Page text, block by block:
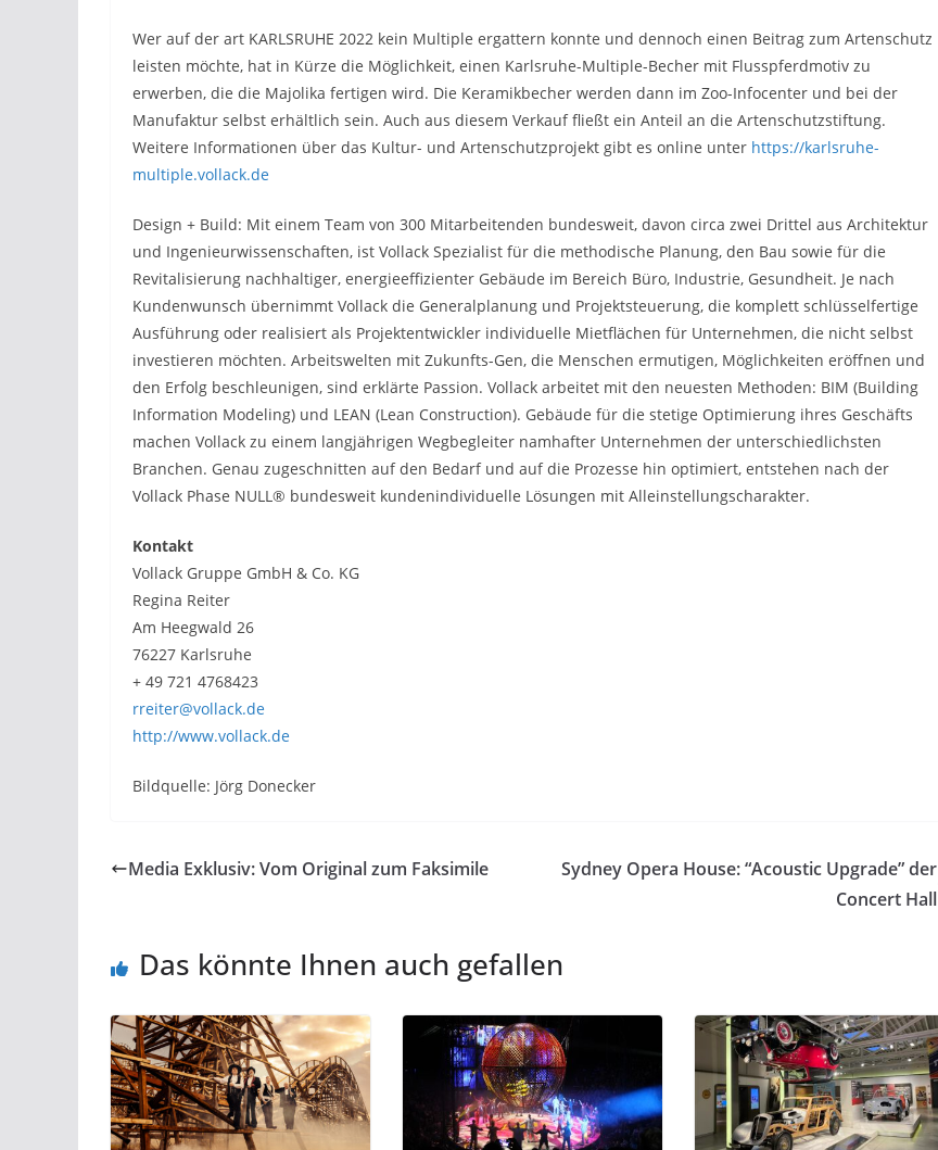
Wer auf der art KARLSRUHE 2022 kein Multiple ergattern konnte und dennoch einen Beitrag zum Artenschutz
leisten möchte, hat in Kürze die Möglichkeit, einen Karlsruhe-Multiple-Becher mit Flusspferdmotiv zu
erwerben, die die Majolika fertigen wird. Die Keramikbecher werden dann im Zoo-Infocenter und bei der
Manufaktur selbst erhältlich sein. Auch aus diesem Verkauf fließt ein Anteil an die Artenschutzstiftung.
Weitere Informationen über das Kultur- und Artenschutzprojekt gibt es online unter https://karlsruhe-
multiple.vollack.de
Design + Build: Mit einem Team von 300 Mitarbeitenden bundesweit, davon circa zwei Drittel aus Architektur
und Ingenieurwissenschaften, ist Vollack Spezialist für die methodische Planung, den Bau sowie für die
Revitalisierung nachhaltiger, energieeffizienter Gebäude im Bereich Büro, Industrie, Gesundheit. Je nach
Kundenwunsch übernimmt Vollack die Generalplanung und Projektsteuerung, die komplett schlüsselfertige
Ausführung oder realisiert als Projektentwickler individuelle Mietflächen für Unternehmen, die nicht selbst
investieren möchten. Arbeitswelten mit Zukunfts-Gen, die Menschen ermutigen, Möglichkeiten eröffnen und
den Erfolg beschleunigen, sind erklärte Passion. Vollack arbeitet mit den neuesten Methoden: BIM (Building
Information Modeling) und LEAN (Lean Construction). Gebäude für die stetige Optimierung ihres Geschäfts
machen Vollack zu einem langjährigen Wegbegleiter namhafter Unternehmen der unterschiedlichsten
Branchen. Genau zugeschnitten auf den Bedarf und auf die Prozesse hin optimiert, entstehen nach der
Vollack Phase NULL® bundesweit kundenindividuelle Lösungen mit Alleinstellungscharakter.
Kontakt
Vollack Gruppe GmbH & Co. KG
Regina Reiter
Am Heegwald 26
76227 Karlsruhe
+ 49 721 4768423
rreiter@vollack.de
http://www.vollack.de
Bildquelle: Jörg Donecker
Media Exklusiv: Vom Original zum Faksimile
Sydney Opera House: “Acoustic Upgrade” der
Concert Hall
Das könnte Ihnen auch gefallen